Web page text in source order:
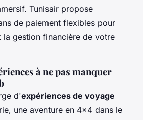
Tunisair propose
de paiement flexibles pour
la gestion financière de votre
à ne pas manquer
d'expériences de voyage
une aventure en 4x4 dans le